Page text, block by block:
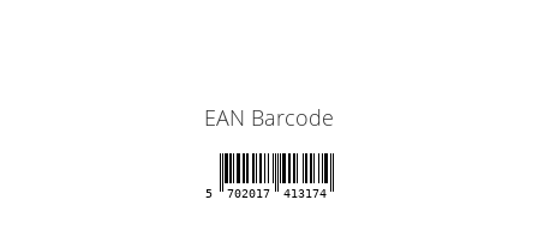
EAN Barcode
5 702017 413174